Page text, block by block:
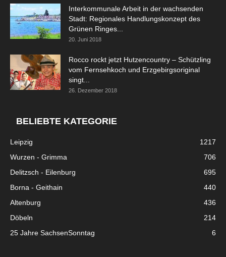
Interkommunale Arbeit in der wachsenden
Stadt: Regionales Handlungskonzept des
Grünen Ringes...
20. Juni 2018
Rocco rockt jetzt Hutzencountry – Schützling
vom Fernsehkoch und Erzgebirgsoriginal
singt...
26. Dezember 2018
BELIEBTE KATEGORIE
Leipzig
1217
Wurzen - Grimma
706
Delitzsch - Eilenburg
695
Borna - Geithain
440
Altenburg
436
Döbeln
214
25 Jahre SachsenSonntag
6